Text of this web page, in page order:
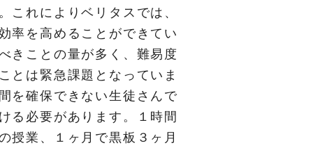
これによりベリタスでは、
率を高めることができてい
きことの量が多く、難易度
とは緊急課題となっていま
を確保できない生徒さんで
る必要があります。１時間
授業、１ヶ月で黒板３ヶ月